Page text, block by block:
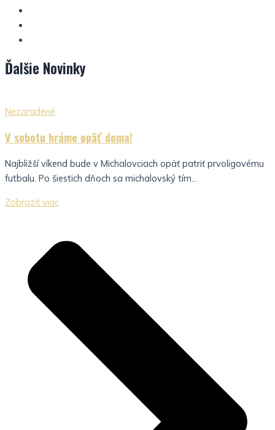
Ďalšie Novinky
Nezaradené
V sobotu hráme opäť doma!
Najbližší víkend bude v Michalovciach opäť patriť prvoligovému
futbalu. Po šiestich dňoch sa michalovský tím...
Zobraziť viac